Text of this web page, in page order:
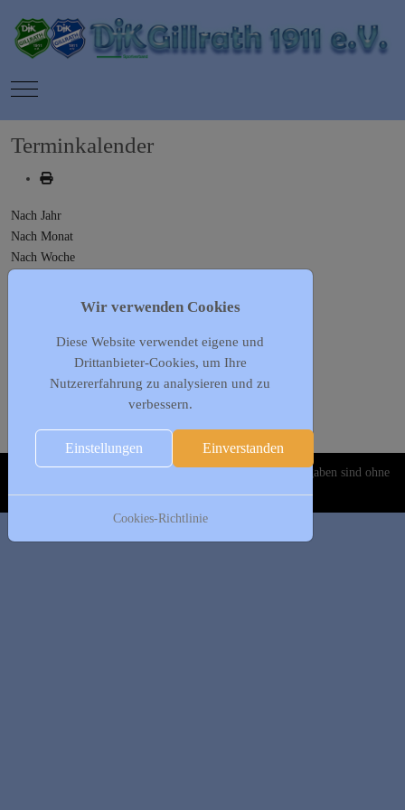
Mobile Menu Toggle
Terminkalender
Nach Jahr
Nach Monat
Nach Woche
Gehe zu Monat
Gehe zu Monat
Vorheriger Tag
Samstag, 20. Januar 2024
Es wurden keine Events gefunden
Copyright © 2020-2026 DJK Gillrath 1911 e. V. Alle Angaben sind ohne
Gewähr!
Wir verwenden Cookies
Diese Website verwendet eigene und
Drittanbieter-Cookies, um Ihre
Nutzererfahrung zu analysieren und zu
verbessern.
Einstellungen Einverstanden
Cookies-Richtlinie